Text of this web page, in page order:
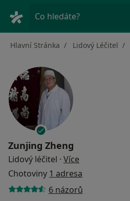
Co hledáte?
Hlavní Stránka Lidový Léčitel
Zunjing Zheng
Lidový léčitel · Více
Chotoviny 1 adresa
6 názorů